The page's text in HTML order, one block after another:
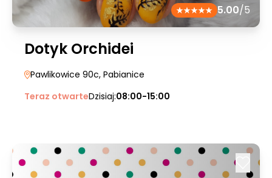
5.00/5
Dotyk Orchidei
Pawlikowice 90c, Pabianice
Teraz otwarteDzisiaj:08:00-15:00